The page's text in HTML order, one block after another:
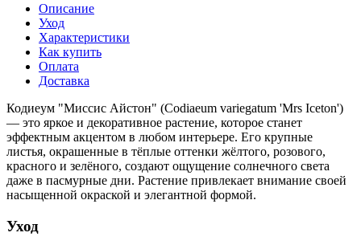
Описание
Уход
Характеристики
Как купить
Оплата
Доставка
Кодиеум "Миссис Айстон" (Codiaeum variegatum 'Mrs Iceton')
— это яркое и декоративное растение, которое станет
эффектным акцентом в любом интерьере. Его крупные
листья, окрашенные в тёплые оттенки жёлтого, розового,
красного и зелёного, создают ощущение солнечного света
даже в пасмурные дни. Растение привлекает внимание своей
насыщенной окраской и элегантной формой.
Уход